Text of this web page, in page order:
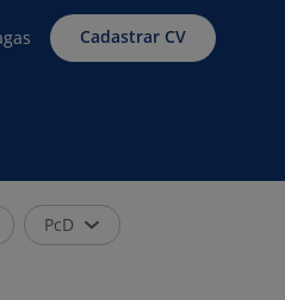
Cadastrar CV
PcD